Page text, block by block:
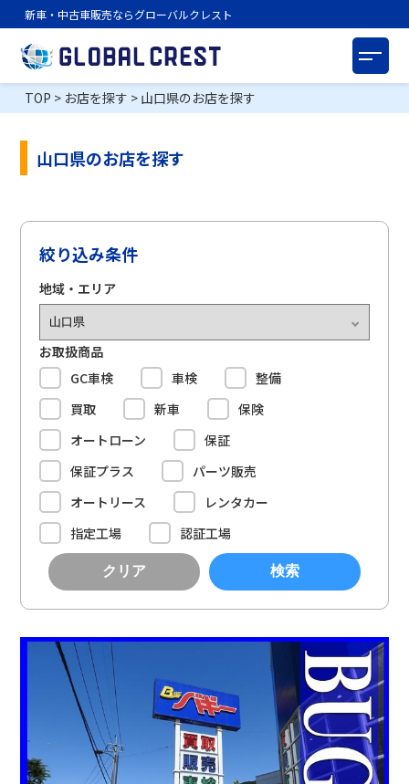
新車・中古車販売ならグローバルクレスト
TOP > お店を探す > 山口県のお店を探す
山口県のお店を探す
絞り込み条件
地域・エリア
お取扱商品
GC車検
車検
整備
買取
新車
保険
オートローン
保証
保証プラス
パーツ販売
オートリース
レンタカー
指定工場
認証工場
クリア 検索